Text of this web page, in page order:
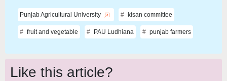
Punjab Agricultural University kisan committee
fruit and vegetable PAU Ludhiana punjab farmers
Like this article?